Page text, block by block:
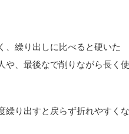
、繰り出しに比べると硬いた
や、最後なで削りながら長く使
繰り出すと戻らず折れやすくな